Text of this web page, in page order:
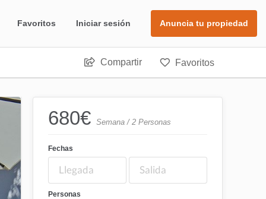
Favoritos Iniciar sesión Anuncia tu propiedad
Compartir Favoritos
680€ Semana / 2 Personas
Fechas
Personas